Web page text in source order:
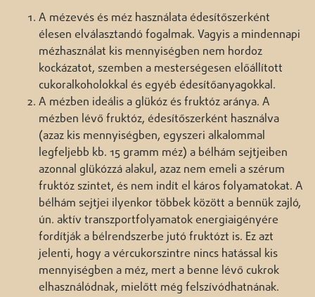
A mézevés és méz használata édesítőszerként
élesen elválasztandó fogalmak. Vagyis a mindennapi
mézhasználat kis mennyiségben nem hordoz
kockázatot, szemben a mesterségesen előállított
cukoralkoholokkal és egyéb édesítőanyagokkal.
A mézben ideális a glükóz és fruktóz aránya. A
mézben lévő fruktóz, édesítőszerként használva
(azaz kis mennyiségben, egyszeri alkalommal
legfeljebb kb. 15 gramm méz) a bélhám sejtjeiben
azonnal glükózzá alakul, azaz nem emeli a szérum
fruktóz szintet, és nem indít el káros folyamatokat. A
bélhám sejtjei ilyenkor többek között a bennük zajló,
ún. aktív transzportfolyamatok energiaigényére
fordítják a bélrendszerbe jutó fruktózt is. Ez azt
jelenti, hogy a vércukorszintre nincs hatással kis
mennyiségben a méz, mert a benne lévő cukrok
elhasználódnak, mielőtt még felszívódhatnának.